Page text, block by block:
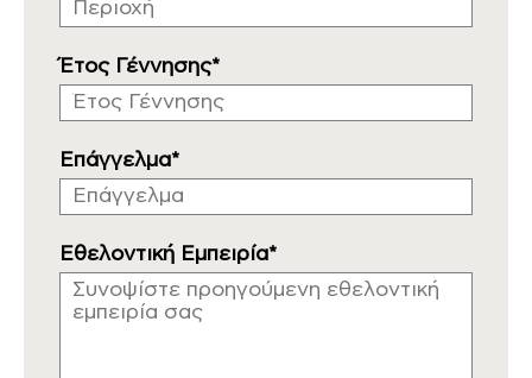
Έτος Γέννησης*
Επάγγελμα*
Εθελοντική Εμπειρία*